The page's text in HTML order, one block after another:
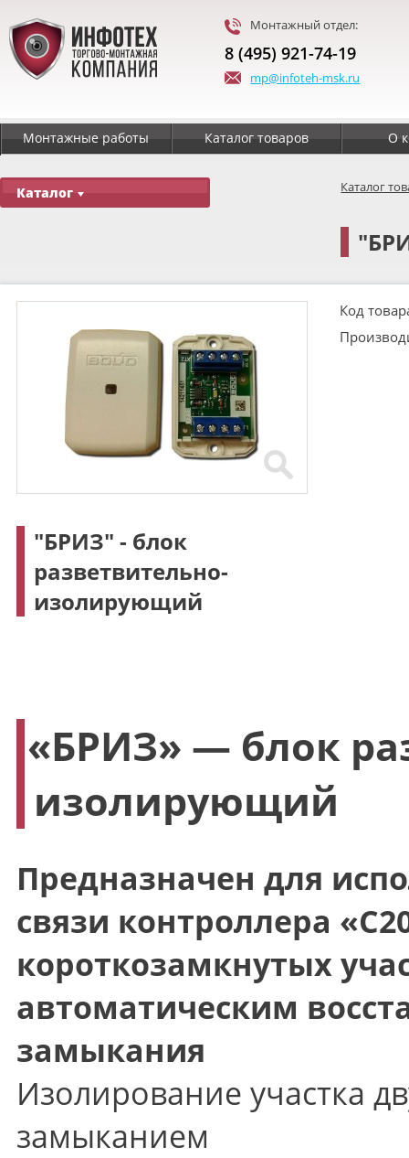
Монтажный отдел:
8 (495) 921-74-19
mp@infoteh-msk.ru
Монтажные работы Каталог товаров О
Каталог Каталог
"БРИЗ" - блок
разветвительно-
изолирующий
Код
«БРИЗ» — блок
изолирующий
Предназначен для
связи контроллера
короткозамкнутых
автоматическим
замыкания
Изолирование участка
замыканием